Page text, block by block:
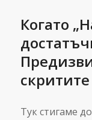
Когато
Тук стигаме